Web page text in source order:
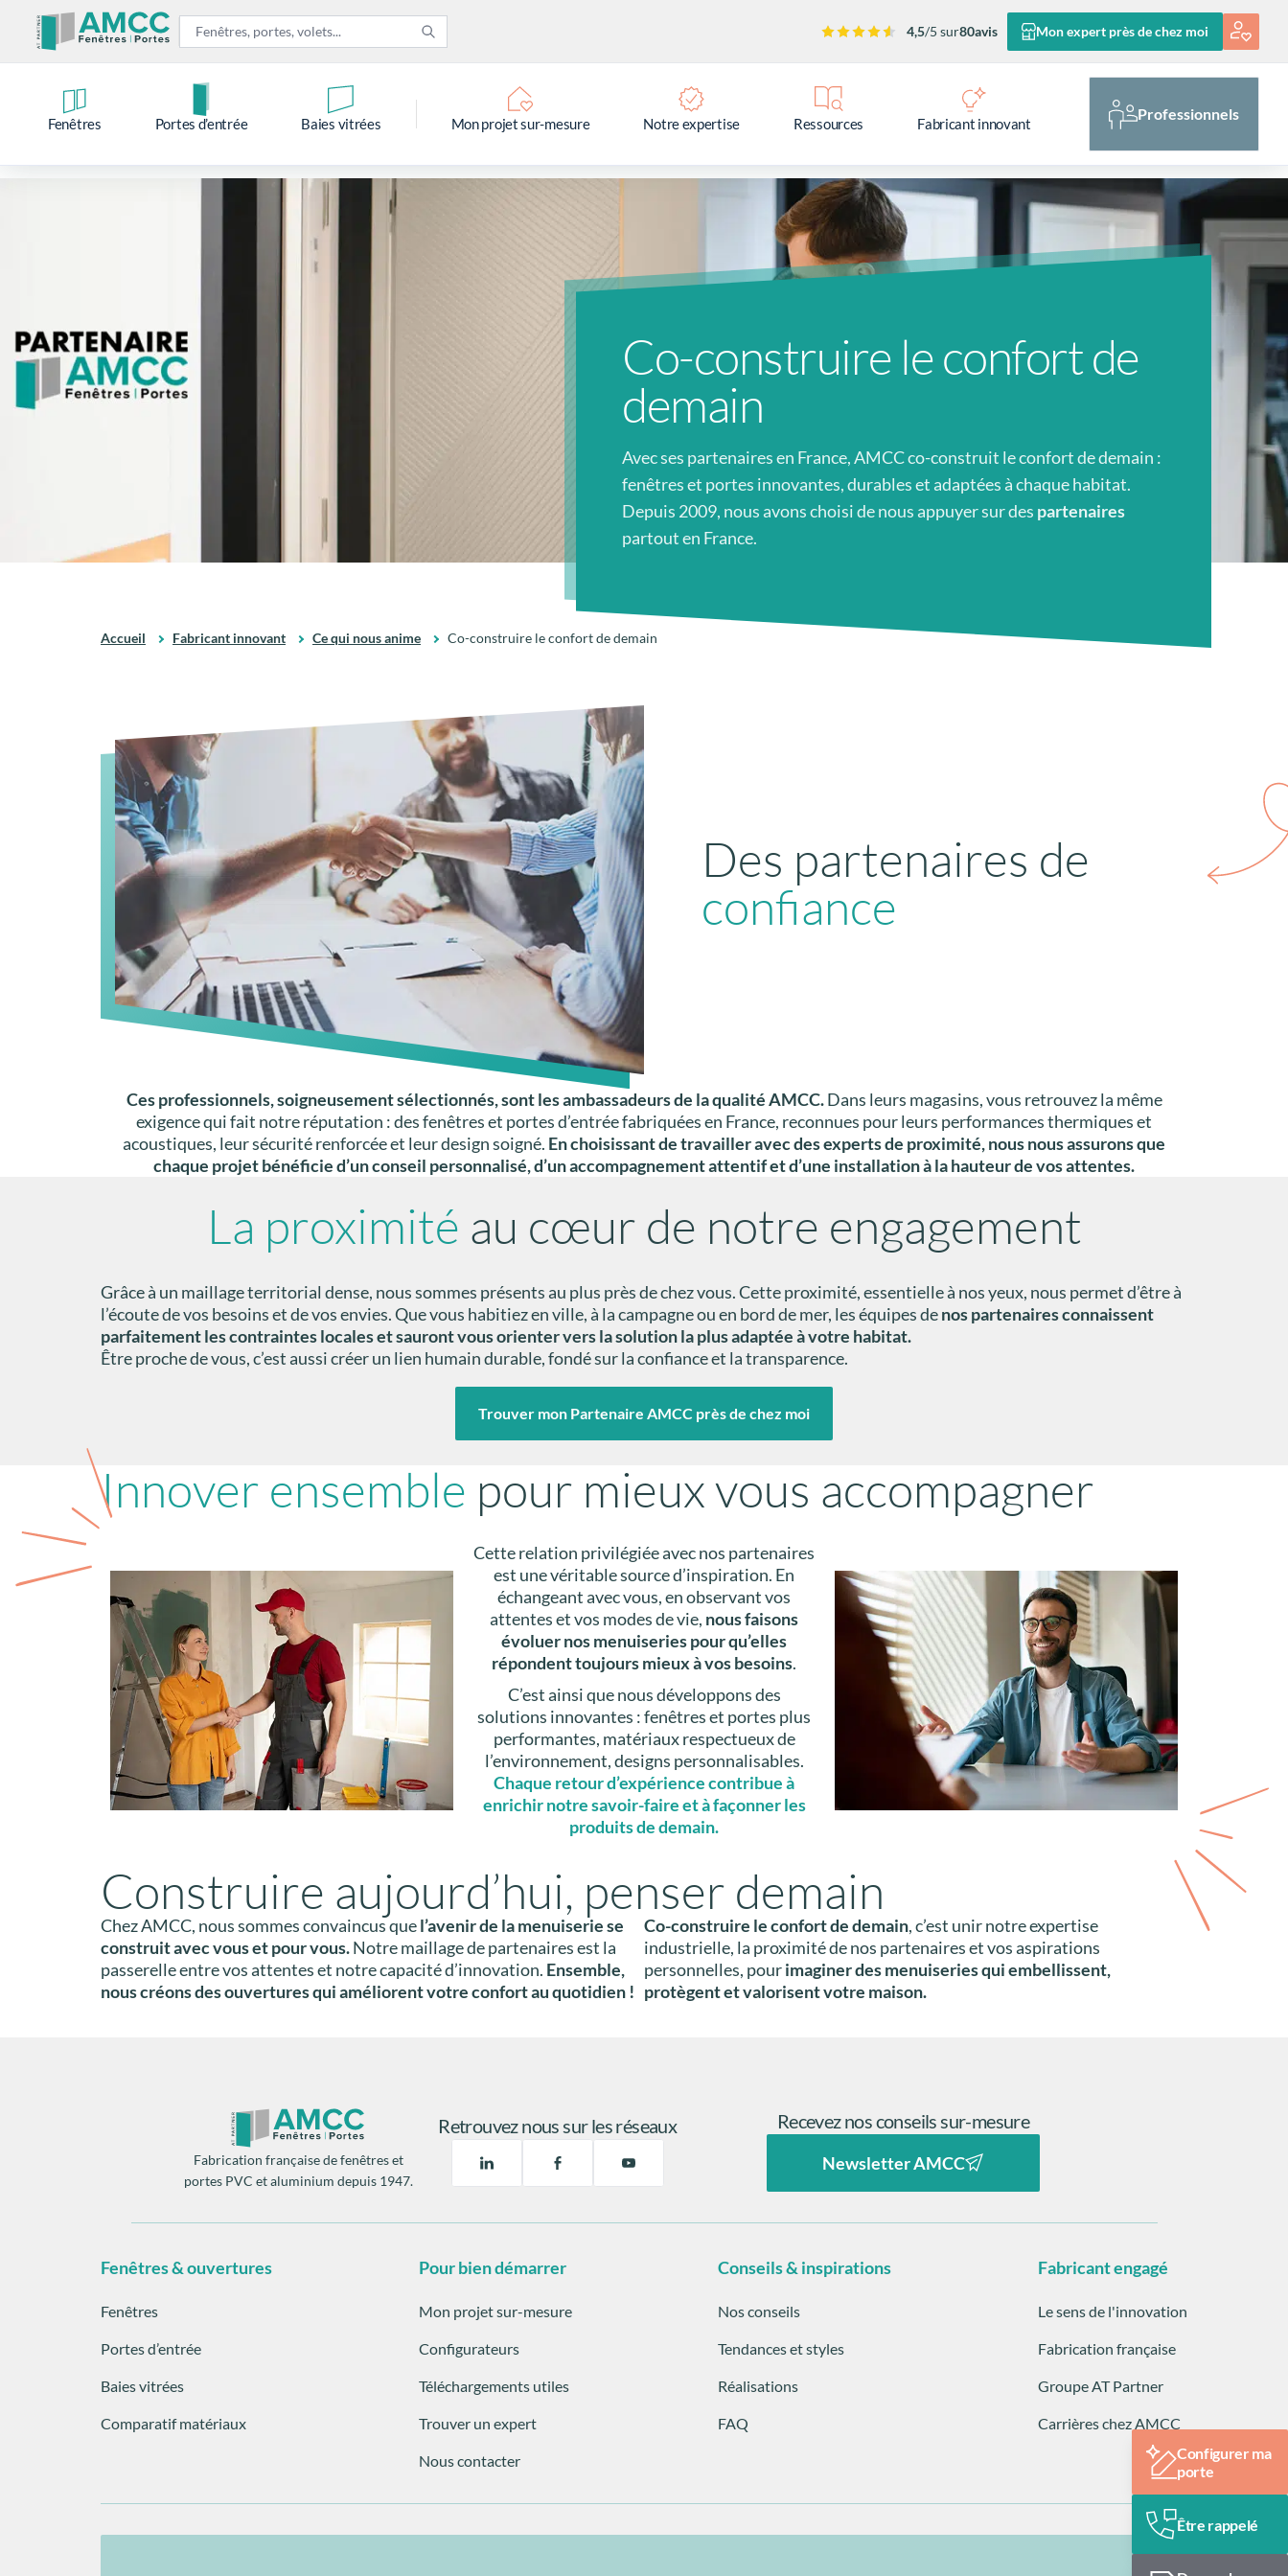
4,5/5 sur80avis Mon expert près de chez moi
Fenêtres Portes d’entrée Baies vitrées Mon projet sur-mesure Notre expertise Ressources Fabricant innovant
Professionnels
Co-construire le confort de
demain
Avec ses partenaires en France, AMCC co-construit le confort de demain :
fenêtres et portes innovantes, durables et adaptées à chaque habitat.
Depuis 2009, nous avons choisi de nous appuyer sur des partenaires
partout en France.
Accueil Fabricant innovant Ce qui nous anime Co-construire le confort de demain
Des partenaires de
confiance
Ces professionnels, soigneusement sélectionnés, sont les ambassadeurs de la qualité AMCC.Dans leurs magasins, vous retrouvez la même
exigence qui fait notre réputation : des fenêtres et portes d’entrée fabriquées en France, reconnues pour leurs performances thermiques et
acoustiques, leur sécurité renforcée et leur design soigné. En choisissant de travailler avec des experts de proximité, nous nous assurons que
chaque projet bénéficie d’un conseil personnalisé, d’un accompagnement attentif et d’une installation à la hauteur de vos attentes.
La proximité au cœur de notre engagement
Grâce à un maillage territorial dense, nous sommes présents au plus près de chez vous. Cette proximité, essentielle à nos yeux, nous permet d’être à
l’écoute de vos besoins et de vos envies. Que vous habitiez en ville, à la campagne ou en bord de mer, les équipes denos partenaires connaissent
parfaitement les contraintes locales et sauront vous orienter vers la solution la plus adaptée à votre habitat.
Être proche de vous, c’est aussi créer un lien humain durable, fondé sur la confiance et la transparence.
Trouver mon Partenaire AMCC près de chez moi
Innover ensemble pour mieux vous accompagner
Cette relation privilégiée avec nos partenaires
est une véritable source d’inspiration. En
échangeant avec vous, en observant vos
attentes et vos modes de vie, nous faisons
évoluer nos menuiseries pour qu’elles
répondent toujours mieux à vos besoins.
C’est ainsi que nous développons des
solutions innovantes : fenêtres et portes plus
performantes, matériaux respectueux de
l’environnement, designs personnalisables.
Chaque retour d’expérience contribue à
enrichir notre savoir-faire et à façonner les
produits de demain.
Construire aujourd’hui, penser demain
Chez AMCC, nous sommes convaincus quel’avenir de la menuiserie se
construit avec vous et pour vous.Notre maillage de partenaires est la
passerelle entre vos attentes et notre capacité d’innovation. Ensemble,
nous créons des ouvertures qui améliorent votre confort au quotidien !
Co-construire le confort de demain, c’est unir notre expertise
industrielle, la proximité de nos partenaires et vos aspirations
personnelles, pourimaginer des menuiseries qui embellissent,
protègent et valorisent votre maison.
Fabrication française de fenêtres et
portes PVC et aluminium depuis 1947.
Retrouvez nous sur les réseaux Recevez nos conseils sur-mesure
Newsletter AMCC
Fenêtres & ouvertures
Fenêtres
Portes d’entrée
Baies vitrées
Comparatif matériaux
Pour bien démarrer
Mon projet sur-mesure
Configurateurs
Téléchargements utiles
Trouver un expert
Nous contacter
Conseils & inspirations
Nos conseils
Tendances et styles
Réalisations
FAQ
Fabricant engagé
Le sens de l'innovation
Fabrication française
Groupe AT Partner
Carrières chez AMCC
Configurer ma
porte
Être rappelé